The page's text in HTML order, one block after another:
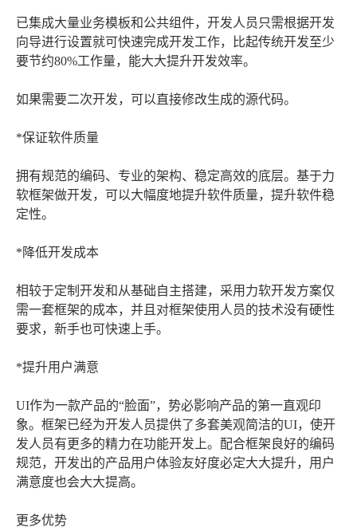
已集成大量业务模板和公共组件，开发人员只需根据开发
向导进行设置就可快速完成开发工作，比起传统开发至少
要节约80%工作量，能大大提升开发效率。
如果需要二次开发，可以直接修改生成的源代码。
*保证软件质量
拥有规范的编码、专业的架构、稳定高效的底层。基于力
软框架做开发，可以大幅度地提升软件质量，提升软件稳
定性。
*降低开发成本
相较于定制开发和从基础自主搭建，采用力软开发方案仅
需一套框架的成本，并且对框架使用人员的技术没有硬性
要求，新手也可快速上手。
*提升用户满意
UI作为一款产品的“脸面”，势必影响产品的第一直观印
象。框架已经为开发人员提供了多套美观简洁的UI，使开
发人员有更多的精力在功能开发上。配合框架良好的编码
规范，开发出的产品用户体验友好度必定大大提升，用户
满意度也会大大提高。
更多优势